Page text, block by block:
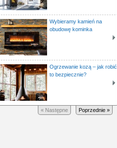
Wybieramy kamień na
obudowę kominka
Ogrzewanie kozą – jak robić
to bezpiecznie?
Poprzednie »
« Następne